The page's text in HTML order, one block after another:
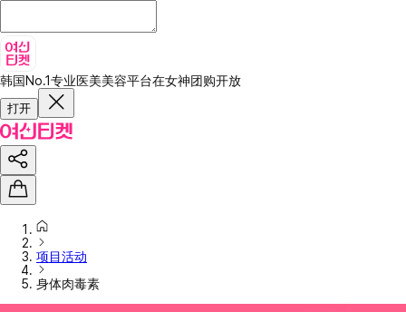
韩国No.1专业医美美容平台在女神团购开放
打开
项目活动
身体肉毒素